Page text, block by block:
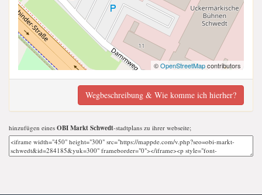
©OpenStreetMapcontributors
Wegbeschreibung & Wie komme ich hierher?
hinzufügen eines OBI Markt Schwedt-stadtplans zu ihrer webseite;